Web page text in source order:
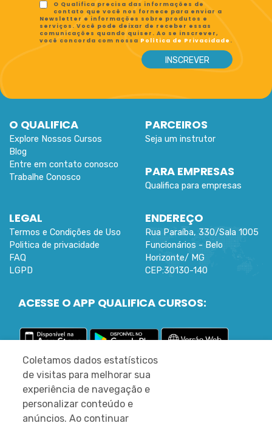
O Qualifica precisa das informações de
contato que você nos fornece para enviar a
Newsletter e informações sobre produtos e
serviços. Você pode deixar de receber essas
comunicações quando quiser. Ao se inscrever,
você concorda com nossa Política de Privacidade .
O QUALIFICA
Explore Nossos Cursos
Blog
Entre em contato conosco
Trabalhe Conosco
PARCEIROS
Seja um instrutor
PARA EMPRESAS
Qualifica para empresas
LEGAL
Termos e Condições de Uso
Politica de privacidade
FAQ
LGPD
ENDEREÇO
Rua Paraíba, 330/Sala 1005
Funcionários - Belo
Horizonte/ MG
CEP:30130-140
ACESSE O APP QUALIFICA CURSOS:
©2022 DESENVOLVIDO PELA MLEARN
REDES SOCIAIS
Coletamos dados estatísticos
de visitas para melhorar sua
experiência de navegação e
personalizar conteúdo e
anúncios. Ao continuar